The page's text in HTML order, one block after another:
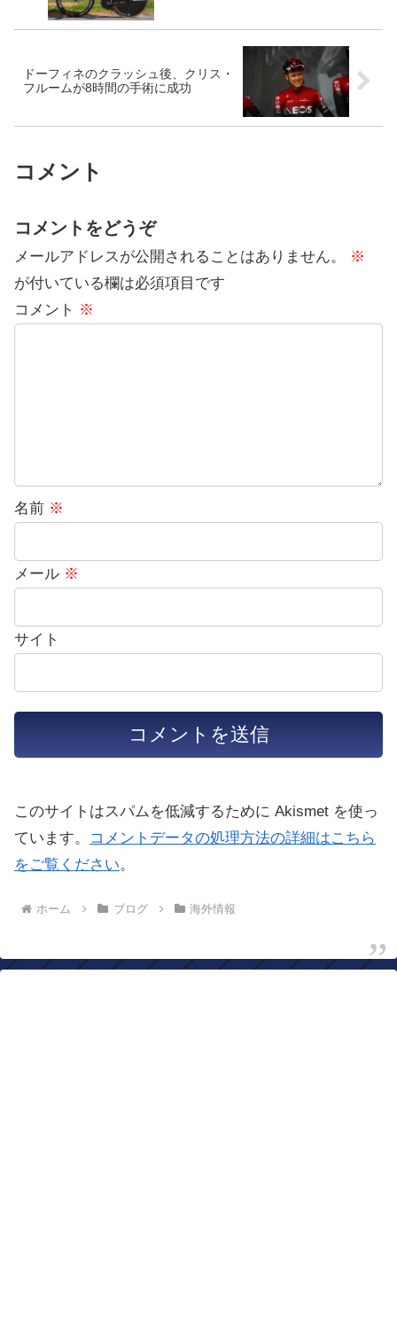
ドーフィネのクラッシュ後、クリス・
フルームが8時間の手術に成功
コメント
コメントをどうぞ
メールアドレスが公開されることはありません。
※
が付いている欄は必須項目です
コメント ※
名前 ※
メール ※
サイト
このサイトはスパムを低減するために Akismet を使っ
ています。
コメントデータの処理方法の詳細はこちら
をご覧ください。
ホーム ブログ 海外情報